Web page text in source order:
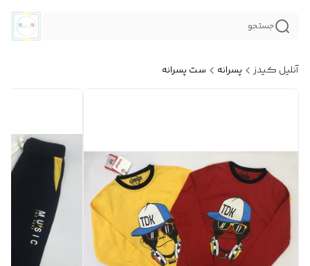
جستجو
آنلیل کیدز پسرانه ست پسرانه